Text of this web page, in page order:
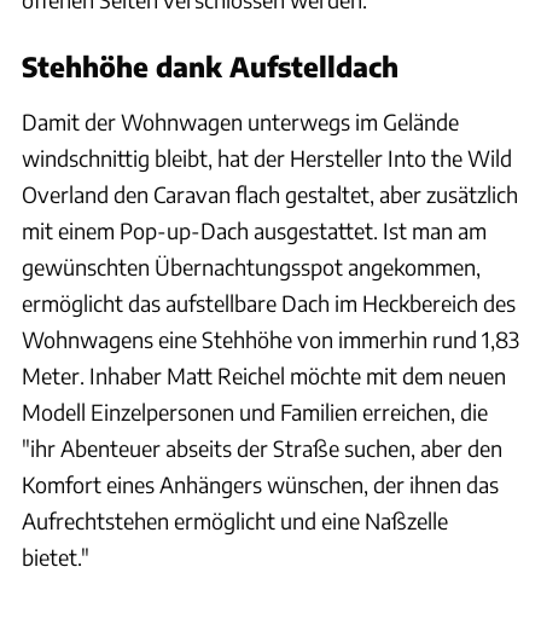
Stehhöhe dank Aufstelldach
Damit der Wohnwagen unterwegs im Gelände
windschnittig bleibt, hat der Hersteller Into the Wild
Overland den Caravan flach gestaltet, aber zusätzlich
mit einem Pop-up-Dach ausgestattet. Ist man am
gewünschten Übernachtungsspot angekommen,
ermöglicht das aufstellbare Dach im Heckbereich des
Wohnwagens eine Stehhöhe von immerhin rund 1,83
Meter. Inhaber Matt Reichel möchte mit dem neuen
Modell Einzelpersonen und Familien erreichen, die
"ihr Abenteuer abseits der Straße suchen, aber den
Komfort eines Anhängers wünschen, der ihnen das
Aufrechtstehen ermöglicht und eine Naßzelle
bietet."